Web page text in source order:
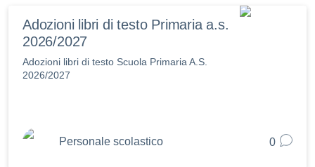
Adozioni libri di testo Primaria a.s.
2026/2027
Adozioni libri di testo Scuola Primaria A.S.
2026/2027
Personale scolastico 0